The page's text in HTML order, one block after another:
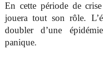
En cette période de
jouera tout son rôle.
doubler d’une
panique.